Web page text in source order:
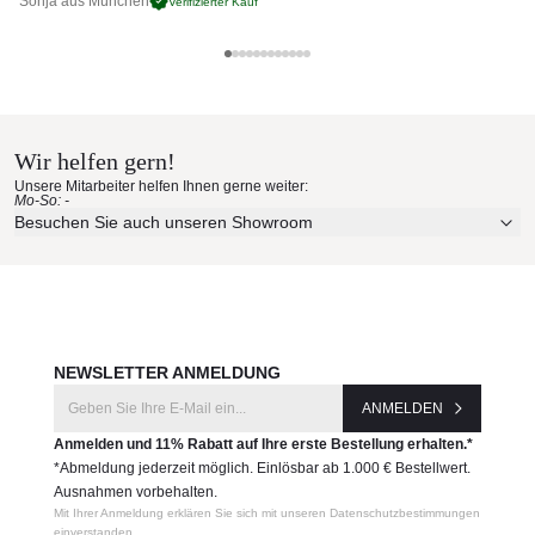
Kissen mit EDEN Gewebe
Produktnummer:
CORO-KJ-CDB
Erleben Sie unsere Stoffe und Materialien ganz in Ruhe in
Ihren eigenen vier Wänden.
Aktuelle Originalstoffe des Herstellers
Wir helfen gern!
Unsere Mitarbeiter helfen Ihnen gerne weiter:
Mo-So: -
Besuchen Sie auch unseren Showroom
NEWSLETTER ANMELDUNG
ANMELDEN
Anmelden und 11% Rabatt auf Ihre erste Bestellung erhalten.*
*Abmeldung jederzeit möglich. Einlösbar ab 1.000 € Bestellwert.
Ausnahmen vorbehalten.
Mit Ihrer Anmeldung erklären Sie sich mit unseren Datenschutzbestimmungen
einverstanden.